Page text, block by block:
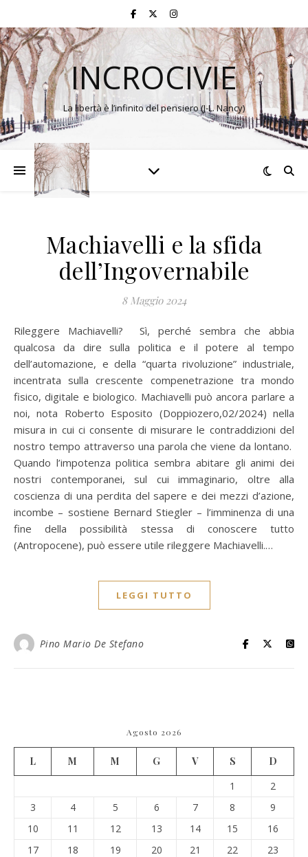
INCROCIVIE
La libertà è l’infinito del pensiero (J-L. Nancy)
Machiavelli e la sfida
dell’Ingovernabile
8 Maggio 2024
Rileggere Machiavelli? Sì, perché sembra che abbia
qualcosa da dire sulla politica e il potere al tempo
dell’automazione, e della “quarta rivoluzione” industriale,
incentrata sulla crescente compenetrazione tra mondo
fisico, digitale e biologico. Machiavelli può ancora parlare a
noi, nota Roberto Esposito (Doppiozero,02/2024) nella
misura in cui ci consente di misurare le contraddizioni del
nostro tempo attraverso una parola che viene da lontano.
Quando l’impotenza politica sembra abitare gli animi dei
nostri contemporanei, sul cui immaginario, oltre alla
coscienza di una perdita del sapere e dei mezzi d’azione,
incombe – sostiene Bernard Stiegler – l’imminenza di una
fine della possibilità stessa di conoscere tutto
(Antropocene), può essere utile rileggere Machiavelli.…
LEGGI TUTTO
Pino Mario De Stefano
Agosto 2026
L M M G V S
D
1
2
3
4 5 6 7 8
9
10
11 12 13 14 15
16
17
18 19 20 21 22
23